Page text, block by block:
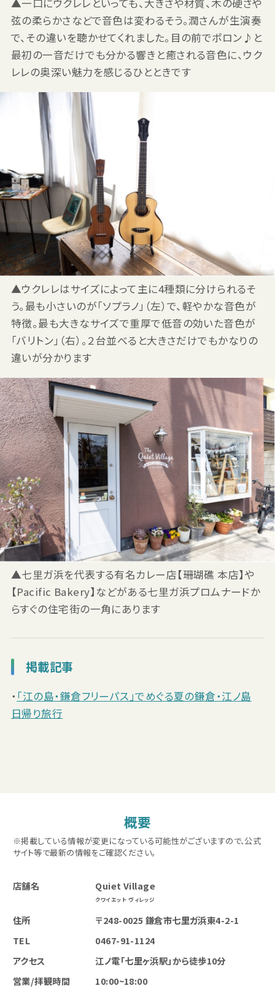
弦の柔らかさなどで音色は変わるそう。潤さんが生演奏
で、その違いを聴かせてくれました。目の前でポロン♪と
最初の一音だけでも分かる響きと癒される音色に、ウク
レレの奥深い魅力を感じるひとときです
▲ウクレレはサイズによって主に4種類に分けられるそ
う。最も小さいのが「ソプラノ」（左）で、軽やかな音色が
特徴。最も大きなサイズで重厚で低音の効いた音色が
「バリトン」（右）。２台並べると大きさだけでもかなりの
違いが分かります
▲七里ガ浜を代表する有名カレー店【珊瑚礁 本店】や
【Pacific Bakery】などがある七里ガ浜プロムナードか
らすぐの住宅街の一角にあります
掲載記事
・ 「江の島・鎌倉フリーパス」でめぐる夏の鎌倉・江ノ島
日帰り旅行
概要
※掲載している情報が変更になっている可能性がございますので、公式
サイト等で最新の情報をご確認ください。
店舗名 Quiet Village
クワイエット ヴィレッジ
住所
〒248-0025 鎌倉市七里ガ浜東4-2-1
TEL
0467-91-1124
アクセス
江ノ電「七里ヶ浜駅」から徒歩10分
営業/拝観時間
10:00~18:00